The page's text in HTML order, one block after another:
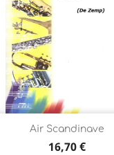
Air Scandinave
Prix
16,70 €